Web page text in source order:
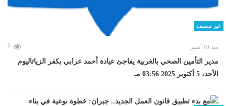
غير مصنف
منذ 10 أشهر 0
مدير التأمين الصحي بالغربية يفاجئ عيادة أحمد عرابي بكفر الزياتاليوم
الأحد، 5 أكتوبر 2025 03:56 مـ